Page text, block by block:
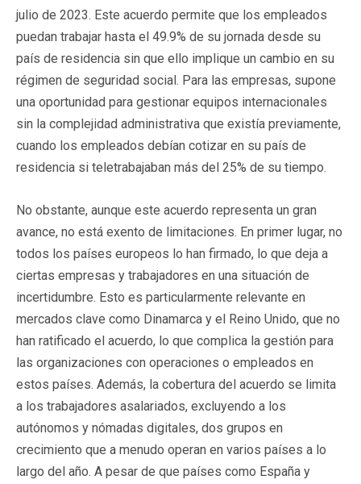
julio de 2023. Este acuerdo permite que los empleados
puedan trabajar hasta el 49.9% de su jornada desde su
país de residencia sin que ello implique un cambio en su
régimen de seguridad social. Para las empresas, supone
una oportunidad para gestionar equipos internacionales
sin la complejidad administrativa que existía previamente,
cuando los empleados debían cotizar en su país de
residencia si teletrabajaban más del 25% de su tiempo.
No obstante, aunque este acuerdo representa un gran
avance, no está exento de limitaciones. En primer lugar, no
todos los países europeos lo han firmado, lo que deja a
ciertas empresas y trabajadores en una situación de
incertidumbre. Esto es particularmente relevante en
mercados clave como Dinamarca y el Reino Unido, que no
han ratificado el acuerdo, lo que complica la gestión para
las organizaciones con operaciones o empleados en
estos países. Además, la cobertura del acuerdo se limita
a los trabajadores asalariados, excluyendo a los
autónomos y nómadas digitales, dos grupos en
crecimiento que a menudo operan en varios países a lo
largo del año. A pesar de que países como España y